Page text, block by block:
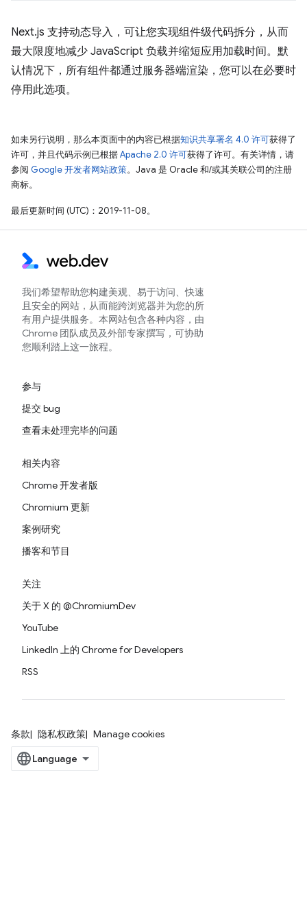
Next.js 支持动态导入，可让您实现组件级代码拆分，从而
最大限度地减少 JavaScript 负载并缩短应用加载时间。默
认情况下，所有组件都通过服务器端渲染，您可以在必要时
停用此选项。
如未另行说明，那么本页面中的内容已根据知识共享署名 4.0 许可获得了
许可，并且代码示例已根据Apache 2.0 许可获得了许可。有关详情，请
参阅 Google 开发者网站政策。Java 是 Oracle 和/或其关联公司的注册
商标。
最后更新时间 (UTC)：2019-11-08。
我们希望帮助您构建美观、易于访问、快速
且安全的网站，从而能跨浏览器并为您的所
有用户提供服务。本网站包含各种内容，由
Chrome 团队成员及外部专家撰写，可协助
您顺利踏上这一旅程。
参与
提交 bug
查看未处理完毕的问题
相关内容
Chrome 开发者版
Chromium 更新
案例研究
播客和节目
关注
关于 X 的 @ChromiumDev
YouTube
LinkedIn 上的 Chrome for Developers
RSS
条款 隐私权政策 Manage cookies